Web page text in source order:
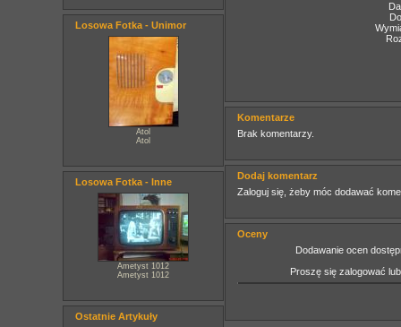
Losowa Fotka - Unimor
Atol
Atol
Losowa Fotka - Inne
Ametyst 1012
Ametyst 1012
Ostatnie Artykuły
Komentarze
Brak komentarzy.
Dodaj komentarz
Zaloguj się, żeby móc dodawać
Oceny
Dodawanie ocen
Proszę się zalogować